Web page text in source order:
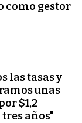
como gestor
las tasas y
unas
$1,2
años"